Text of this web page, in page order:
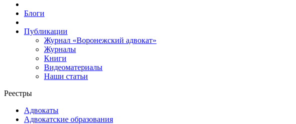
Блоги
Публикации
Журнал «Воронежский адвокат»
Журналы
Книги
Видеоматериалы
Наши статьи
Реестры
Адвокаты
Адвокатские образования